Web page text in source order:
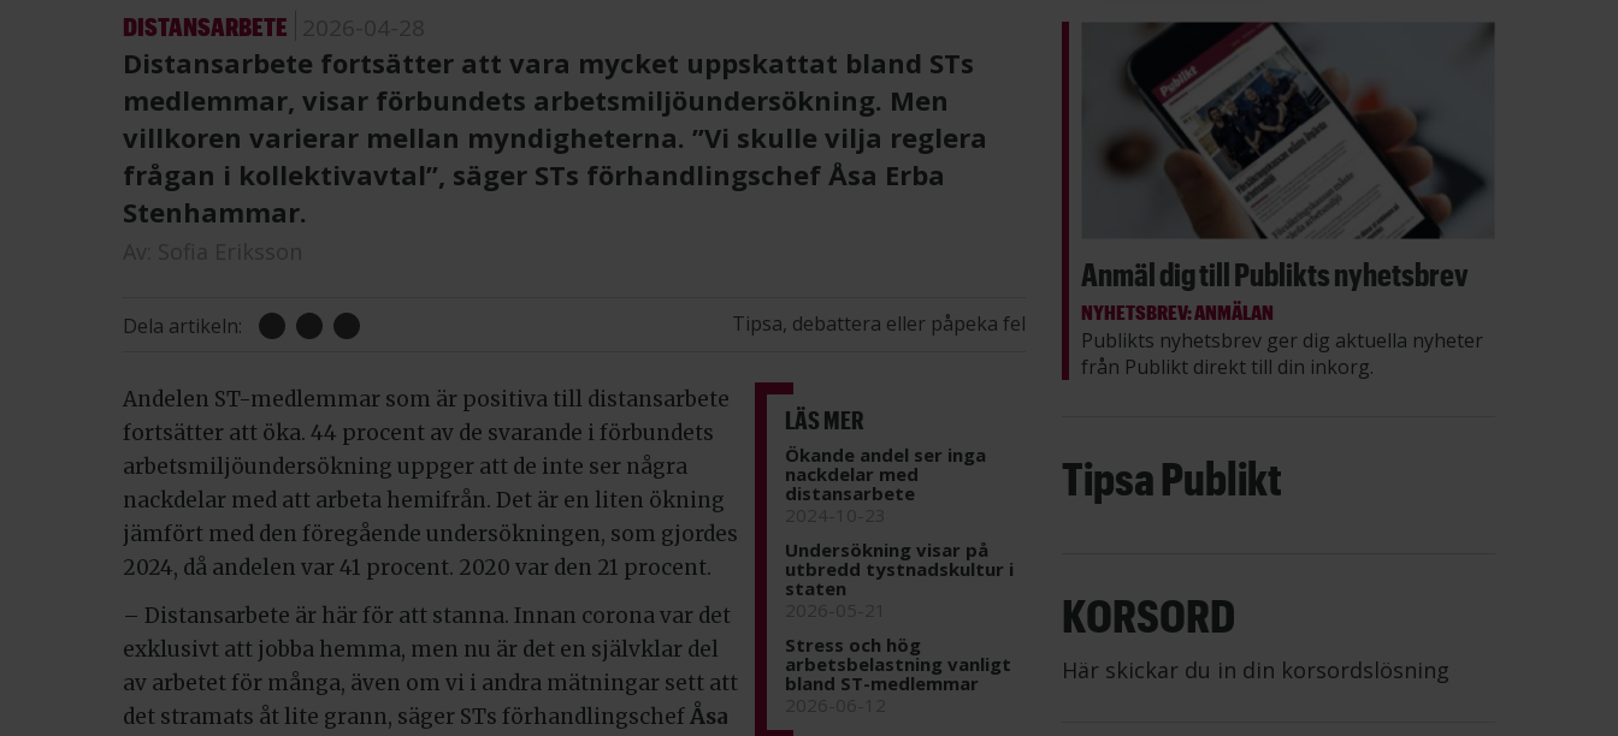
DISTANSARBETE
Distansarbete fortsätter att vara mycket uppskattat bland STs
medlemmar, visar förbundets arbetsmiljöundersökning. Men
villkoren varierar mellan myndigheterna. ”Vi skulle vilja reglera
frågan i kollektivavtal”, säger STs förhandlingschef Åsa Erba
Stenhammar.
Dela artikeln: Tipsa, debattera eller påpeka fel
LÄS MER
Ökande andel ser inga
nackdelar med
distansarbete
Undersökning visar på
utbredd tystnadskultur i
staten
Stress och hög
arbetsbelastning vanligt
bland ST-medlemmar
Andelen ST-medlemmar som är positiva till distansarbete
fortsätter att öka. 44 procent av de svarande i förbundets
arbetsmiljöundersökning uppger att de inte ser några
nackdelar med att arbeta hemifrån. Det är en liten ökning
jämfört med den föregående undersökningen, som gjordes
2024, då andelen var 41 procent. 2020 var den 21 procent.
– Distansarbete är här för att stanna. Innan corona var det
exklusivt att jobba hemma, men nu är det en självklar del
av arbetet för många, även om vi i andra mätningar sett att
det stramats åt lite grann, säger STs förhandlingschefÅsa
Anmäl dig till Publikts nyhetsbrev
NYHETSBREV: ANMÄLAN
Publikts nyhetsbrev ger dig aktuella nyheter
från Publikt direkt till din inkorg.
Tipsa Publikt
KORSORD
Här skickar du in din korsordslösning